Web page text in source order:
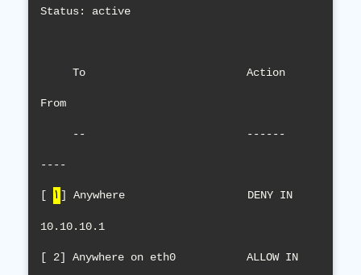
Status: active
From
----
[ 1 ] Anywhere                   DENY IN
10.10.10.1
[ 2] Anywhere on eth0           ALLOW IN